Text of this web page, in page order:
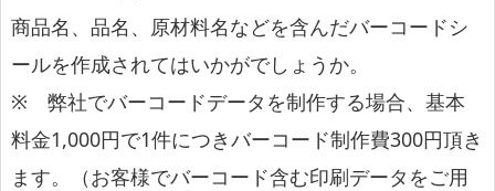
商品名、品名、原材料名などを含んだバーコードシ
ールを作成されてはいかがでしょうか。
※ 弊社でバーコードデータを制作する場合、基本
料金1,000円で1件につきバーコード制作費300円頂き
ます。（お客様でバーコード含む印刷データをご用